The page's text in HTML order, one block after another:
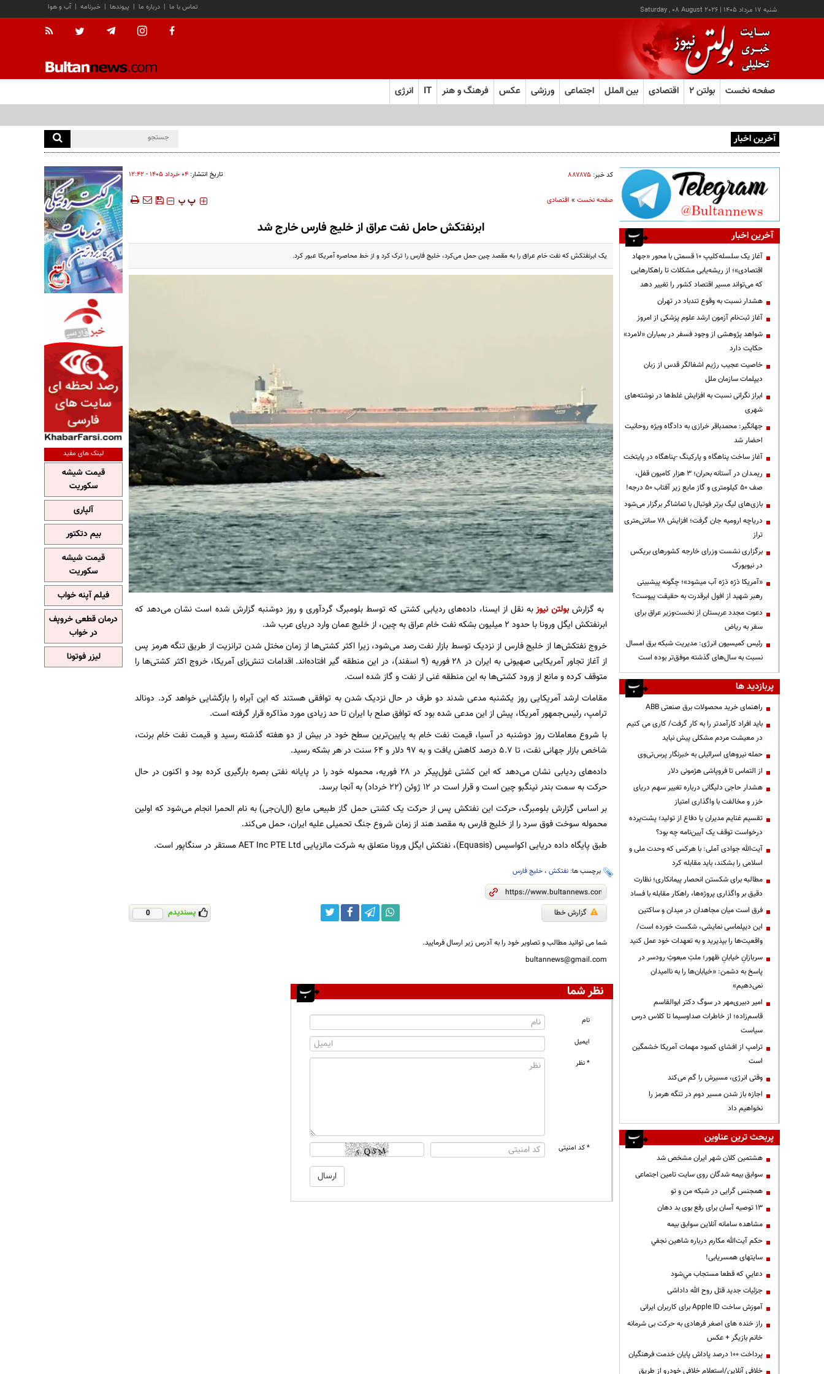
شنبه ۱۷ مرداد ۱۴۰۵ |
Saturday , 08 August 2026 آب و هوا | خبرنامه | پیوندها | درباره ما | تماس با ما
صفحه نخست بولتن ۲ اقتصادی بین الملل اجتماعی ورزشی عکس فرهنگ و هنر IT انرژی
آخرین اخبار
کد خبر: ۸۸۷۸۷۵ تاریخ انتشار: ۰۴ خرداد ۱۴۰۵ - ۱۲:۴۲
صفحه نخست» اقتصادی ‍‍‍ پ پ
ابرنفتکش حامل نفت عراق از خلیج فارس خارج شد
یک ابرنفتکش که نفت خام عراق را به مقصد چین حمل می‌کرد، خلیج فارس را ترک کرد و از خط محاصره آمریکا عبور کرد.
به گزارش بولتن نیوزبه نقل از ایسنا، داده‌های ردیابی کشتی که توسط بلومبرگ گردآوری و روز دوشنبه گزارش شده است نشان می‌دهد که
ابرنفتکش ایگل ورونا با حدود ۲ میلیون بشکه نفت خام عراق به چین، از خلیج عمان وارد دریای عرب شد.
خروج نفتکش‌ها از خلیج فارس از نزدیک توسط بازار نفت رصد می‌شود، زیرا اکثر کشتی‌ها از زمان مختل شدن ترانزیت از طریق تنگه هرمز پس
از آغاز تجاور آمریکایی صهیونی به ایران در ۲۸ فوریه (۹ اسفند)، در این منطقه گیر افتاده‌اند. اقدامات تنش‌زای آمریکا، خروج اکثر کشتی‌ها را
متوقف کرده و مانع از ورود کشتی‌ها به این منطقه غنی از نفت و گاز شده است.
مقامات ارشد آمریکایی روز یکشنبه مدعی شدند دو طرف در حال نزدیک شدن به توافقی هستند که این آبراه را بازگشایی خواهد کرد. دونالد
ترامپ، رئیس‌جمهور آمریکا، پیش از این مدعی شده بود که توافق صلح با ایران تا حد زیادی مورد مذاکره قرار گرفته است.
با شروع معاملات روز دوشنبه در آسیا، قیمت نفت خام به پایین‌ترین سطح خود در بیش از دو هفته گذشته رسید و قیمت نفت خام برنت،
شاخص بازار جهانی نفت، تا ۵.۷ درصد کاهش یافت و به ۹۷ دلار و ۶۴ سنت در هر بشکه رسید.
داده‌های ردیابی نشان می‌دهد که این کشتی غول‌پیکر در ۲۸ فوریه، محموله خود را در پایانه نفتی بصره بارگیری کرده بود و اکنون در حال
حرکت به سمت بندر نینگبو چین است و قرار است در ۱۲ ژوئن (۲۲ خرداد) به آنجا برسد.
بر اساس گزارش بلومبرگ، حرکت این نفتکش پس از حرکت یک کشتی حمل گاز طبیعی مایع (ال‌ان‌جی) به نام الحمرا انجام می‌شود که اولین
محموله سوخت فوق سرد را از خلیج فارس به مقصد هند از زمان شروع جنگ تحمیلی علیه ایران، حمل می‌کند.
طبق پایگاه داده دریایی اکواسیس (Equasis)، نفتکش ایگل ورونا متعلق به شرکت مالزیایی AET Inc PTE Ltd مستقر در سنگاپور است.
برچسب ها: نفتکش، خلیج فارس
گزارش خطا پسندیدم 0
شما می توانید مطالب و تصاویر خود را به آدرس زیر ارسال فرمایید.
bultannews@gmail.com
نظر شما
نام
ایمیل
* نظر
* کد امنیتی
آخرین اخبار
آغاز یک سلسله‌کلیپ ۱۰ قسمتی با محور «جهاد
اقتصادی»؛ از ریشه‌یابی مشکلات تا راهکارهایی
که می‌تواند مسیر اقتصاد کشور را تغییر دهد
هشدار نسبت به وقوع تندباد در تهران
آغاز ثبت‌نام آزمون ارشد علوم پزشکی از امروز
شواهد پژوهشی از وجود فسفر در بمباران «لامرد»
حکایت دارد
خاصیت عجیب رژیم اشغالگر قدس از زبان
دیپلمات سازمان ملل
ابراز نگرانی نسبت به افزایش غلط‌ها در نوشته‌های
شهری
جهانگیر: محمدباقر خرازی به دادگاه ویژه روحانیت
احضار شد
آغاز ساخت پناهگاه و پارکینگ -پناهگاه در پایتخت
ریمـدان در آستانه بحران؛ ۳ هزار کامیون قفل،
صف ۵۰ کیلومتری و گاز مایع زیر آفتاب ۵۰ درجه!
بازی‌های لیگ برتر فوتبال با تماشاگر برگزار می‌شود
دریاچه ارومیه جان گرفت؛ افزایش ۷۸ سانتی‌متری
تراز
برگزاری نشست وزرای خارجه کشورهای بریکس
در نیویورک
«آمریکا ذرّه ذرّه آب میشود»؛ چگونه پیشبینی
رهبر شهید از افول ابرقدرت به حقیقت پیوست؟
دعوت مجدد عربستان از نخست‌وزیر عراق برای
سفر به ریاض
رئیس کمیسیون انرژی: مدیریت شبکه برق امسال
نسبت به سال‌های گذشته موفق‌تر بوده است
پربازدید ها
راهنمای خرید محصولات برق صنعتی ABB
باید افراد کارآمدتر را به کار گرفت/ کاری می کنیم
در معیشت مردم مشکلی پیش نیاید
حمله نیروهای اسرائیلی به خبرنگار پرس‌تی‌وی
از التماس تا فروپاشی هژمونی دلار
هشدار حاجی دلیگانی درباره تغییر سهم دریای
خزر و مخالفت با واگذاری امتیاز
تقسیم غنایم مدیران یا دفاع از تولید؛ پشت‌پرده
درخواست توقف یک آیین‌نامه چه بود؟
آیت‌الله جوادی آملی: با هرکس که وحدت ملی و
اسلامی را بشکند، باید مقابله کرد
مطالبه برای شکستن انحصار پیمانکاری؛ نظارت
دقیق بر واگذاری پروژه‌ها، راهکار مقابله با فساد
فرق است میان مجاهدان در میدان و ساکتین
این دیپلماسی نمایشی، شکست خورده است/
واقعیت‌ها را بپذیرید و به تعهدات خود عمل کنید
سربازانِ خیابانِ ظهور؛ ملتِ مبعوثِ رودسر در
پاسخ به دشمن: «خیابان‌ها را به ناامیدان
نمی‌دهیم»
امیر دبیری‌مهر در سوگ دکتر ابوالقاسم
قاسم‌زاده؛ از خاطرات صداوسیما تا کلاس درس
سیاست
ترامپ از افشای کمبود مهمات آمریکا خشمگین
است
وقتی انرژی، مسیرش را گم می‌کند
اجازه باز شدن مسیر دوم در تنگه هرمز را
نخواهیم داد
پربحث ترین عناوین
هشتمین کلان شهر ایران مشخص شد
سوابق بیمه شدگان روی سایت تامین اجتماعی
همجنس گرایی در شبکه من و تو
13 توصیه آسان برای رفع بوی بد دهان
مشاهده سامانه آنلاين سوابق بیمه
حكم آيت‌الله مكارم درباره شاهين نجفي
سایتهای همسریابی!
دعايي كه قطعا مستجاب مي‌شود
جزئیات جدید قتل روح الله داداشی
آموزش ساخت Apple ID برای کاربران ایرانی
راز خنده های اصغر فرهادی به حرکت بی شرمانه
خانم بازیگر + عکس
پرداخت ۱۰۰ درصد پاداش پایان خدمت فرهنگیان
خلافی آنلاین/استعلام خلافی خودرو از طریق
لینک های مفید
قیمت شیشه
سکوریت
آلپاری
بیم دتکتور
قیمت شیشه
سکوریت
فیلم آپنه خواب
درمان قطعی خروپف
در خواب
لیزر فوتونا